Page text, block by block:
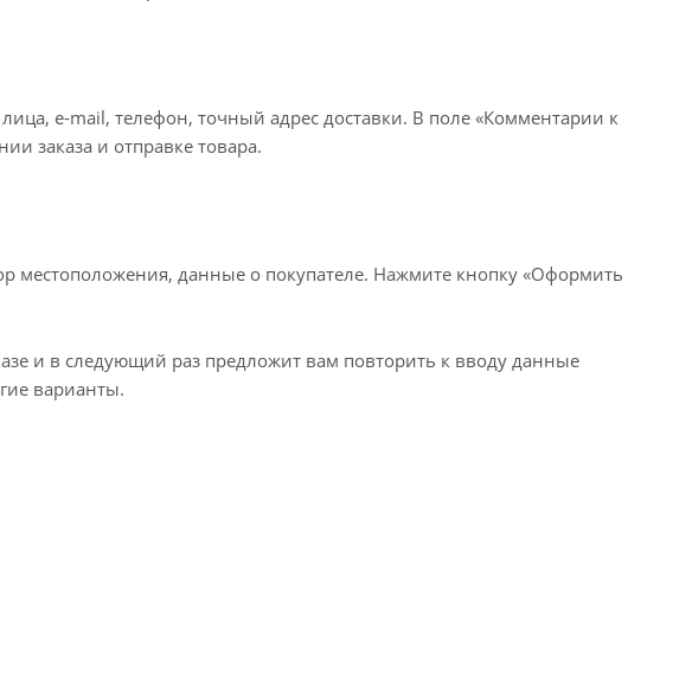
e-mail, телефон, точный адрес доставки. В поле «Комментарии к
заказа и отправке товара.
местоположения, данные о покупателе. Нажмите кнопку «Оформить
и в следующий раз предложит вам повторить к вводу данные
варианты.